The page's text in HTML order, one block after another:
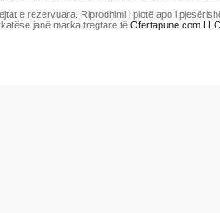
e rezervuara. Riprodhimi i plotë apo i
janë marka tregtare të Ofertapune.com LLC